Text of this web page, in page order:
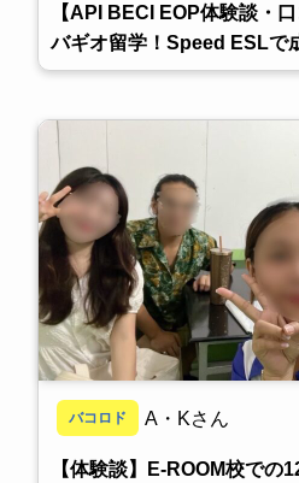
【API BECI EOP体験談・
バギオ留学！Speed ESLで
バコロド A・Kさん
【体験談】E-ROOM校での